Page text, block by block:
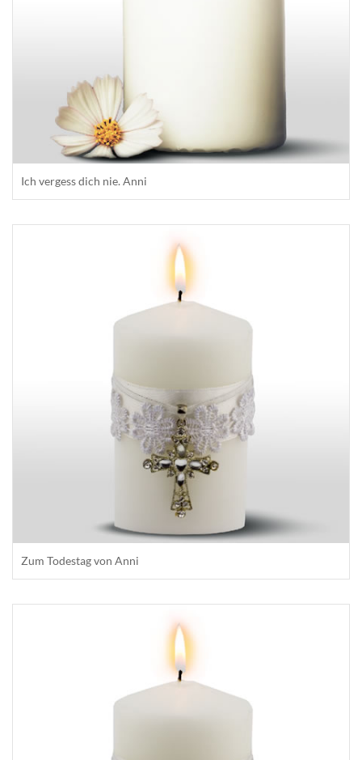
Ich vergess dich nie. Anni
Zum Todestag von Anni